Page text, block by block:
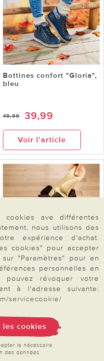
Bottines confort "Gloria",
bleu
49,99 39,99
Voir l’article
Semelles pour pieds
sensibles P. 35 à 39
Voir l’article
cookies ave différentes
nous utilisons des
expérience d'achat.
cookies" pour accepter
"Paramètres" pour en
personnelles en
révoquer votre
à l'adresse suivante:
servicecookie/
cookies
le nécessaire
des données